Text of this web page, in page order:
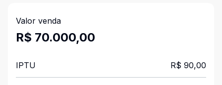
Valor venda
R$ 70.000,00
IPTU R$ 90,00